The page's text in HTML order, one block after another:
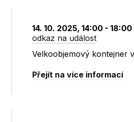
14. 10. 2025, 14:00 - 18:00
odkaz na událost
Velkoobjemový kontejner
Přejít na více informací